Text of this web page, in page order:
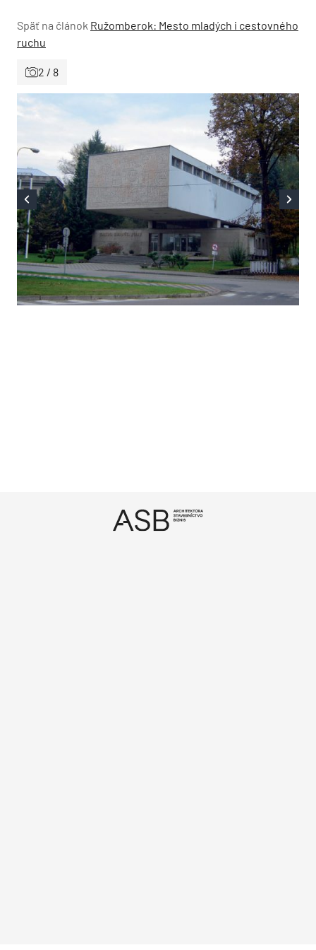
Späť na článok Ružomberok: Mesto mladých i cestovného
ruchu
2 / 8